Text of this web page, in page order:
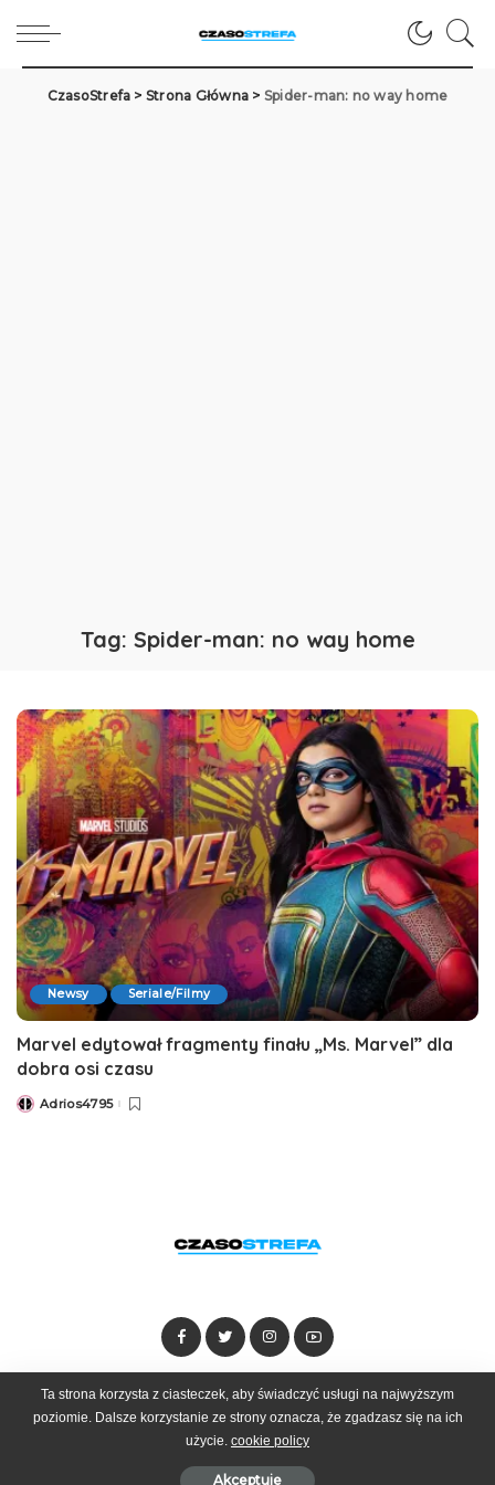
CzasoStrefa > Strona Główna > Spider-man: no way home
Tag: Spider-man: no way home
Newsy Seriale/Filmy
Marvel edytował fragmenty finału „Ms. Marvel” dla
dobra osi czasu
PostedAdrios4795
Dołącz do zespołu Kontakt Reklama
© 2025 Czasostrefa by Goobrand
Ta strona korzysta z ciasteczek, aby świadczyć usługi na najwyższym
poziomie. Dalsze korzystanie ze strony oznacza, że zgadzasz się na ich
użycie. cookie policy
Akceptuje